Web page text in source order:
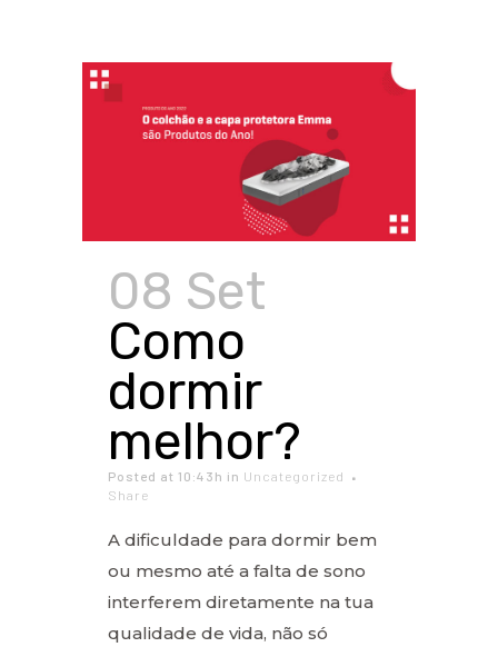
08 Set
Como
dormir
melhor?
Posted at 10:43h in Uncategorized
Share
A dificuldade para dormir bem
ou mesmo até a falta de sono
interferem diretamente na tua
qualidade de vida, não só